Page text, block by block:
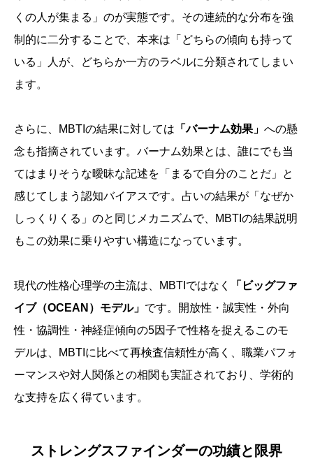
くの人が集まる」のが実態です。その連続的な分布を強
制的に二分することで、本来は「どちらの傾向も持って
いる」人が、どちらか一方のラベルに分類されてしまい
ます。
さらに、MBTIの結果に対しては 「バーナム効果」 への懸
念も指摘されています。バーナム効果とは、誰にでも当
てはまりそうな曖昧な記述を「まるで自分のことだ」と
感じてしまう認知バイアスです。占いの結果が「なぜか
しっくりくる」のと同じメカニズムで、MBTIの結果説明
もこの効果に乗りやすい構造になっています。
現代の性格心理学の主流は、MBTIではなく
「ビッグファ
イブ（OCEAN）モデル」 です。開放性・誠実性・外向
性・協調性・神経症傾向の5因子で性格を捉えるこのモ
デルは、MBTIに比べて再検査信頼性が高く、職業パフォ
ーマンスや対人関係との相関も実証されており、学術的
な支持を広く得ています。
ストレングスファインダーの功績と限界